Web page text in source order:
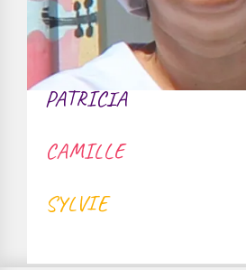
PATRICIA
CAMILLE
SYLVIE